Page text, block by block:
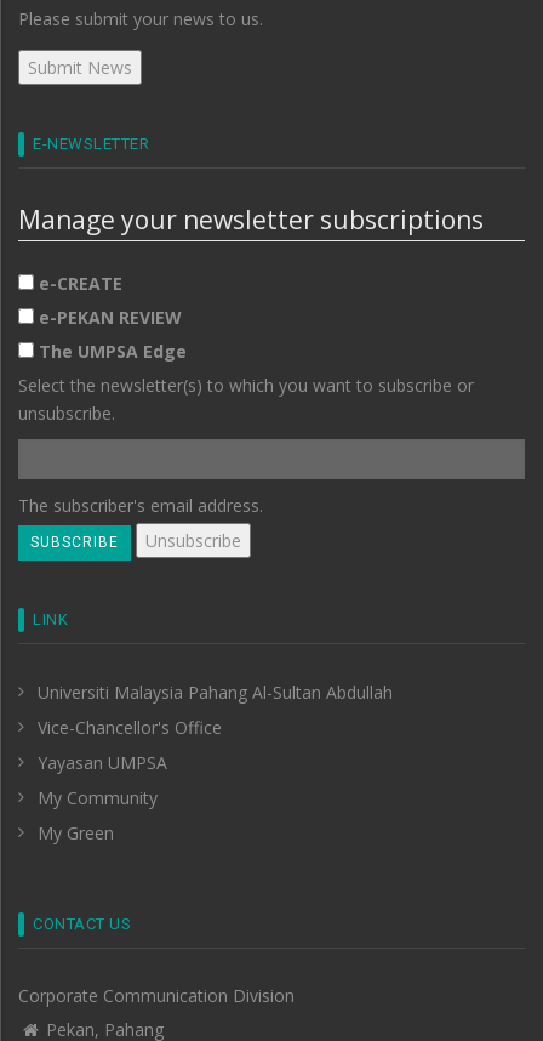
Please submit your news to us.
E-NEWSLETTER
Manage your newsletter subscriptions
e-CREATE
e-PEKAN REVIEW
The UMPSA Edge
Select the newsletter(s) to which you want to subscribe or
unsubscribe.
The subscriber's email address.
LINK
Universiti Malaysia Pahang Al-Sultan Abdullah
Vice-Chancellor's Office
Yayasan UMPSA
My Community
My Green
CONTACT US
Corporate Communication Division
Pekan, Pahang